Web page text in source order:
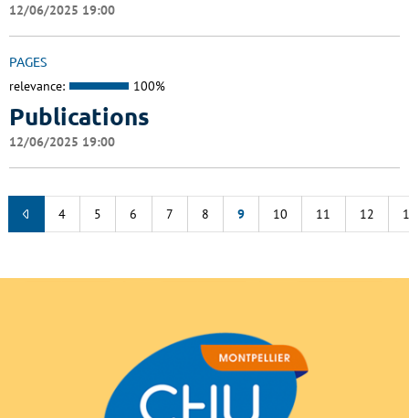
12/06/2025 19:00
PAGES
relevance: 100%
Publications
12/06/2025 19:00
4 5 6 7 8 9 10 11 12